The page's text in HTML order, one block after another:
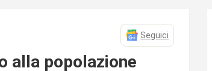
Seguici
alla popolazione